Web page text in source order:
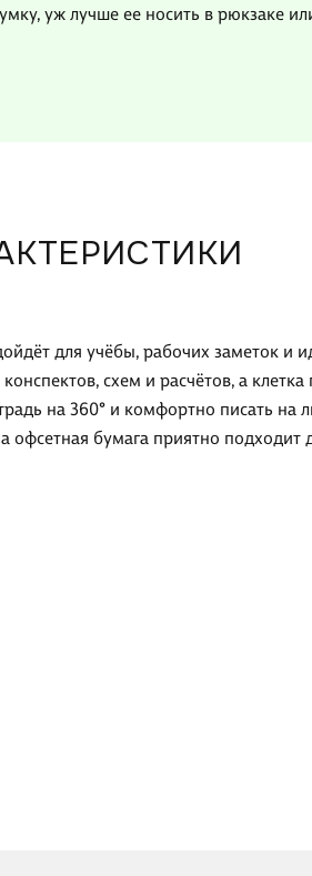
для учёбы, рабочих заметок и
схем и расчётов, а клетка
на 360° и комфортно писать
офсетная бумага приятно
уж лучше ее носить в рюкзаке